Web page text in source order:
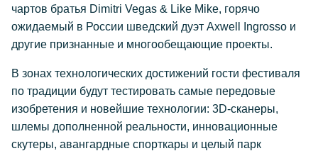
чартов братья Dimitri Vegas & Like Mike, горячо
ожидаемый в России шведский дуэт Axwell Ingrosso и
другие признанные и многообещающие проекты.
В зонах технологических достижений гости фестиваля
по традиции будут тестировать самые передовые
изобретения и новейшие технологии: 3D-сканеры,
шлемы дополненной реальности, инновационные
скутеры, авангардные спорткары и целый парк